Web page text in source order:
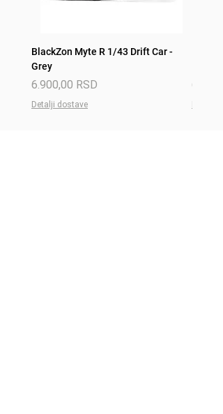
BlackZon Myte R 1/43 Drift Car -
Grey
Price
6.900,00 RSD
Detalji dostave
Price